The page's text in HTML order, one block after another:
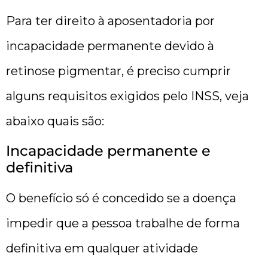
Para ter direito à aposentadoria por
incapacidade permanente devido à
retinose pigmentar, é preciso cumprir
alguns requisitos exigidos pelo INSS, veja
abaixo quais são:
Incapacidade permanente e
definitiva
O benefício só é concedido se a doença
impedir que a pessoa trabalhe de forma
definitiva em qualquer atividade